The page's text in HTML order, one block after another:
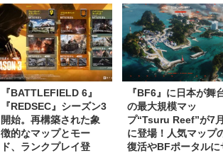
『BATTLEFIELD 6』
『REDSEC』シーズン3
開始。再構築された象
徴的なマップとモー
ド、ランクプレイ登
『BF6』に日本が舞
の最大規模マッ
プ“Tsuru Reef”が7月
に登場！人気マップ
復活やBFポータルに